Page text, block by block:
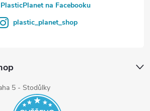
PlasticPlanet na Facebooku
plastic_planet_shop
5 - Stodůlky